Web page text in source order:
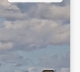
én in het